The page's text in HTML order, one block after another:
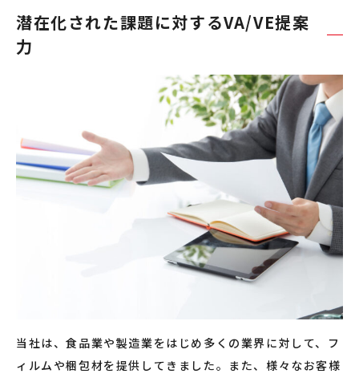
潜在化された課題に対するVA/VE提案
力
当社は、食品業や製造業をはじめ多くの業界に対して、フ
ィルムや梱包材を提供してきました。また、様々なお客様